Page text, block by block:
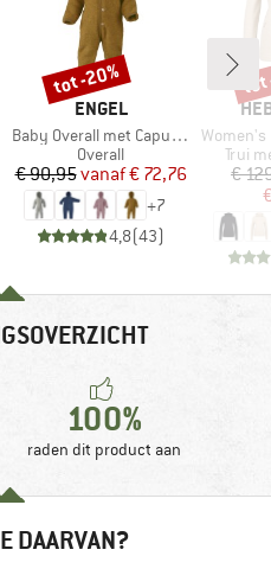
MERK
ENGEL
Artikel
Baby Overall met Capuchon
Productgroep
Overall
Prijs
€ 90,95 Verlaagde prijs
vanaf€ 72,76
+7
4,8(43)
Korting
tot -20%
Artikel
Women's
Trui
€
100%
raden dit product aan
DAARVAN?